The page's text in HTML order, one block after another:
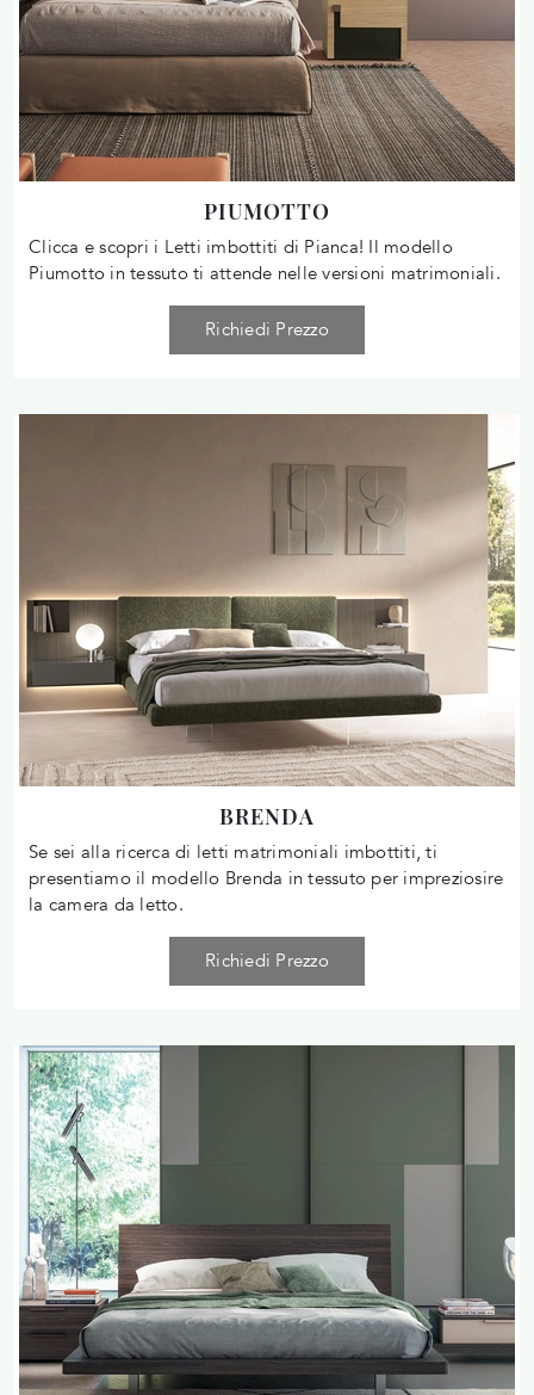
PIUMOTTO
Clicca e scopri i Letti imbottiti di Pianca! Il modello
Piumotto in tessuto ti attende nelle versioni matrimoniali.
Richiedi Prezzo
BRENDA
Se sei alla ricerca di letti matrimoniali imbottiti, ti
presentiamo il modello Brenda in tessuto per impreziosire
la camera da letto.
Richiedi Prezzo